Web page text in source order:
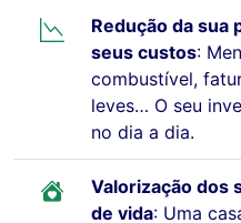
Redução da sua
seus custos:
combustível,
leves… O seu
no dia a dia.
Valorização dos
de vida: Uma